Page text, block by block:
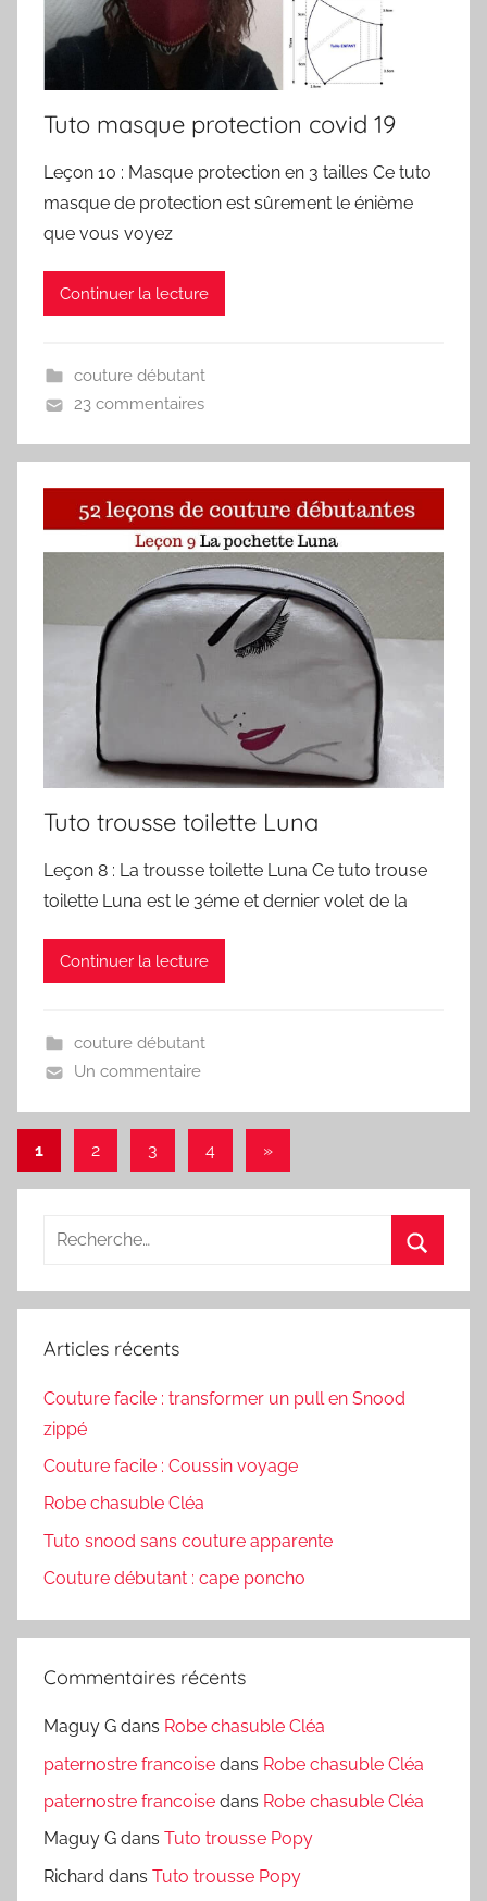
Tuto masque protection covid 19
Leçon 10 : Masque protection en 3 tailles Ce tuto
masque de protection est sûrement le énième
que vous voyez
Continuer la lecture
couture débutant
23 commentaires
Tuto trousse toilette Luna
Leçon 8 : La trousse toilette Luna Ce tuto trouse
toilette Luna est le 3éme et dernier volet de la
Continuer la lecture
couture débutant
Un commentaire
Pagination
des
publications
1 2 3 4
Articles
»
Recherche
:
Articles récents
Couture facile : transformer un pull en Snood
zippé
Couture facile : Coussin voyage
Robe chasuble Cléa
Tuto snood sans couture apparente
Couture débutant : cape poncho
Commentaires récents
Maguy G dans Robe chasuble Cléa
paternostre francoise dans Robe chasuble Cléa
paternostre francoise dans Robe chasuble Cléa
Maguy G dans Tuto trousse Popy
Richard dans Tuto trousse Popy